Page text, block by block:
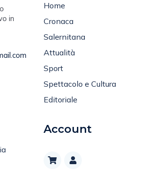
in
Home
Cronaca
Salernitana
Attualità
Sport
Spettacolo e Cultura
Editoriale
Account